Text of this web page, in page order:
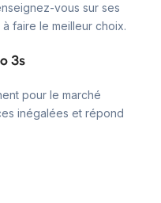
vous sur ses
faire le meilleur choix.
3s
pour le marché
inégalées et répond